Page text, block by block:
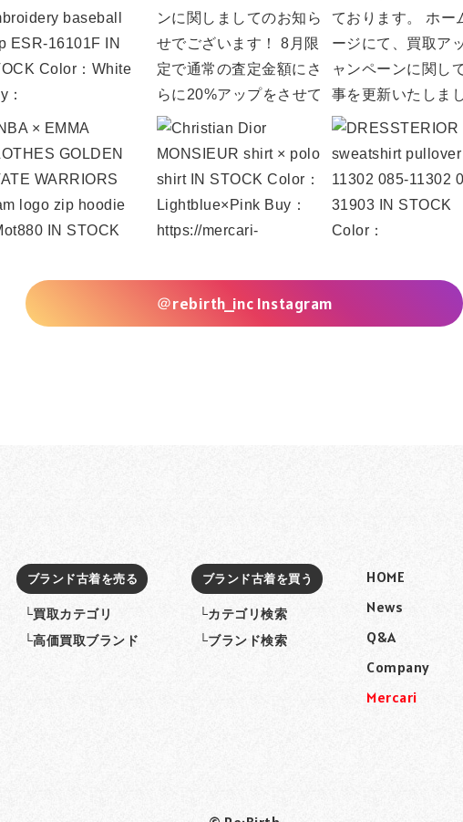
＠rebirth_inc Instagram
ブランド古着を売る
└買取カテゴリ
└高価買取ブランド
ブランド古着を買う
└カテゴリ検索
└ブランド検索
HOME
News
Q&A
Company
Mercari